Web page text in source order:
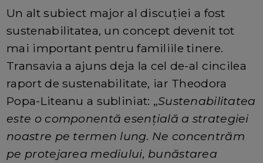
Un alt subiect major al discuției a fost
sustenabilitatea, un concept devenit tot
mai important pentru familiile tinere.
Transavia a ajuns deja la cel de-al cincilea
raport de sustenabilitate, iar Theodora
Popa-Liteanu a subliniat: „Sustenabilitatea
este o componentă esențială a strategiei
noastre pe termen lung. Ne concentrăm
pe protejarea mediului, bunăstarea